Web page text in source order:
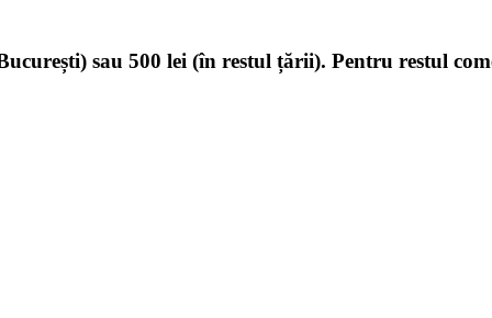
sau 500 lei (în restul țării). Pentru restul